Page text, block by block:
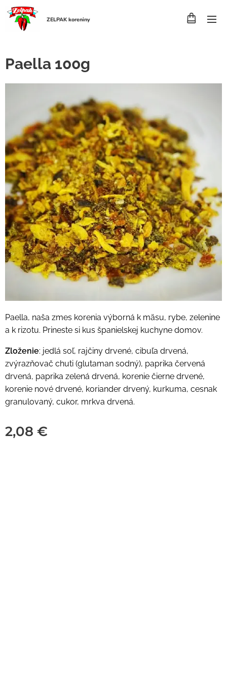
ZELPAK koreniny
Paella 100g
Paella, naša zmes korenia výborná k mäsu, rybe, zelenine
a k rizotu. Prineste si kus španielskej kuchyne domov.
Zloženie: jedlá soľ, rajčiny drvené, cibuľa drvená,
zvýrazňovač chuti (glutaman sodný), paprika červená
drvená, paprika zelená drvená, korenie čierne drvené,
korenie nové drvené, koriander drvený, kurkuma, cesnak
granulovaný, cukor, mrkva drvená.
2,08 €